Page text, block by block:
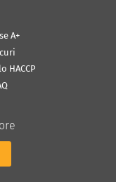
A+
HACCP